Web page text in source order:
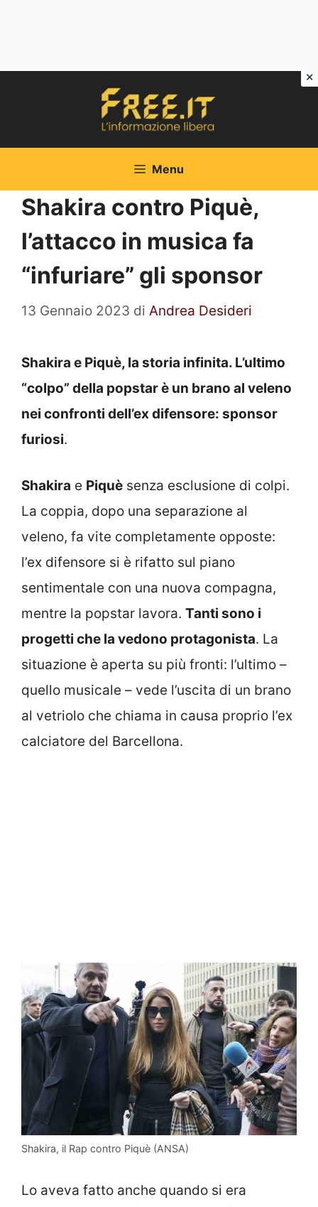
Menu
Shakira contro Piquè,
l’attacco in musica fa
“infuriare” gli sponsor
13 Gennaio 2023 di Andrea Desideri
Shakira e Piquè, la storia infinita. L’ultimo
“colpo” della popstar è un brano al veleno
nei confronti dell’ex difensore: sponsor
furiosi.
Shakira e Piquè senza esclusione di colpi.
La coppia, dopo una separazione al
veleno, fa vite completamente opposte:
l’ex difensore si è rifatto sul piano
sentimentale con una nuova compagna,
mentre la popstar lavora. Tanti sono i
progetti che la vedono protagonista. La
situazione è aperta su più fronti: l’ultimo –
quello musicale – vede l’uscita di un brano
al vetriolo che chiama in causa proprio l’ex
calciatore del Barcellona.
Shakira, il Rap contro Piquè (ANSA)
Lo aveva fatto anche quando si era